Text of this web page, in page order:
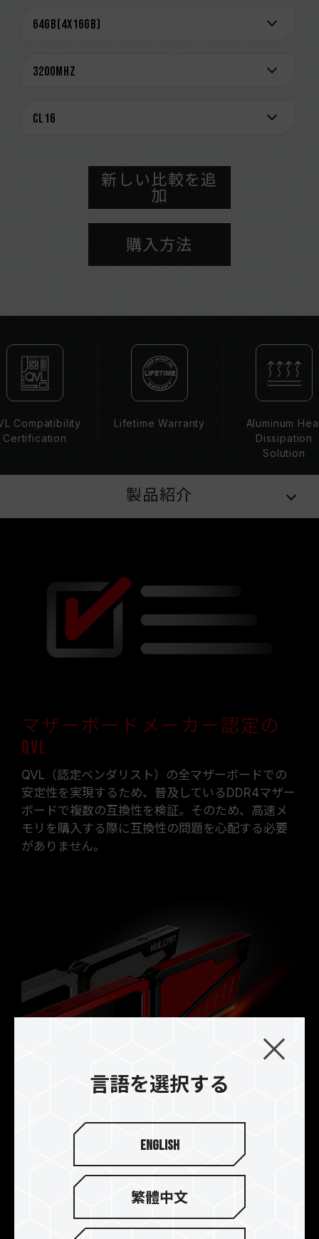
ロジをサポート
永久保証
互換性のあるプラットフォームの詳細情報は、
QVL（互換性リスト）をご参照ください。
メモリの最大動作周波数は、システムのBIOS設
定、マザーボード、およびCPUの互換性によって
決まります。
容量、周波数、ブランド、モデルが異なるメモリ
なったり、起動に失敗したりする可能性がありま
CPUのメモリコントローラー（IMC）の性能
（Performance）と現在使用しているマザーボ
ードのBIOSバージョンは、メモリの動作周波数
に影響を与える可能性があります。
はSPDのデフォルト周波数（JEDEC標準）で動
作し、例えばDDR4-2133/2400（またはそれ以
の欠陥ではありません。
XMP 2.0は手動で有効にする必要があり、一部の
マザーボードでは、指定された周波数に達しない
JEDEC標準に準拠しておらず、システムの安定
性に影響を及ぼす可能性があります。オーバーク
ロックによる不安定性が発生した場合は、BIOS
の設定をデフォルトに戻してください。
メモリモジュールに表示されている周波数は「最
するオーバークロック技術（XMP 2.0）をサポー
トしているかをご確認ください。対応していない
場合、メモリは指定のオーバークロック周波数に
達しない可能性があります。
TEAMGROUPのメモリモジュールは標準電圧範
囲内でテストされています。マザーボードやプロ
セッサの故障が発生した場合は、それぞれの製造
元のアフターサービスにお問い合わせください。
新しい比較を追
加
購入方法
Compatibility
Certification
Lifetime Warranty
Aluminum
Dissipation
Solution
製品紹介
マザーボードメーカー認定の
QVL
QVL（認定ベンダリスト）の全マザーボードでの
安定性を実現するため、普及しているDDR4マザー
ボードで複数の互換性を検証。そのため、高速メ
モリを購入する際に互換性の問題を心配する必要
がありません。
マルチパンチプレスと洗練さ
れたデュアルカラーのデザイ
TEAMGROUPのデザインチームは、まったく新し
言語を選択する
English
繁體中文